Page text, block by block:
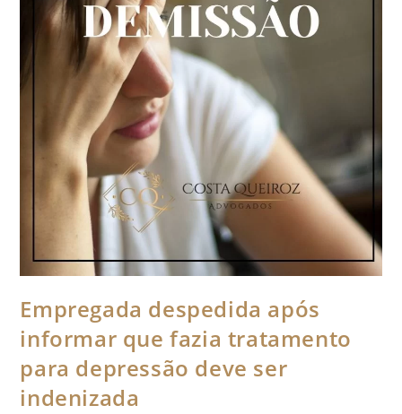
Empregada despedida após
informar que fazia tratamento
para depressão deve ser
indenizada